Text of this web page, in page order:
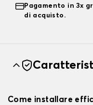
Pagamento in 3x
di acquisto.
Come installare